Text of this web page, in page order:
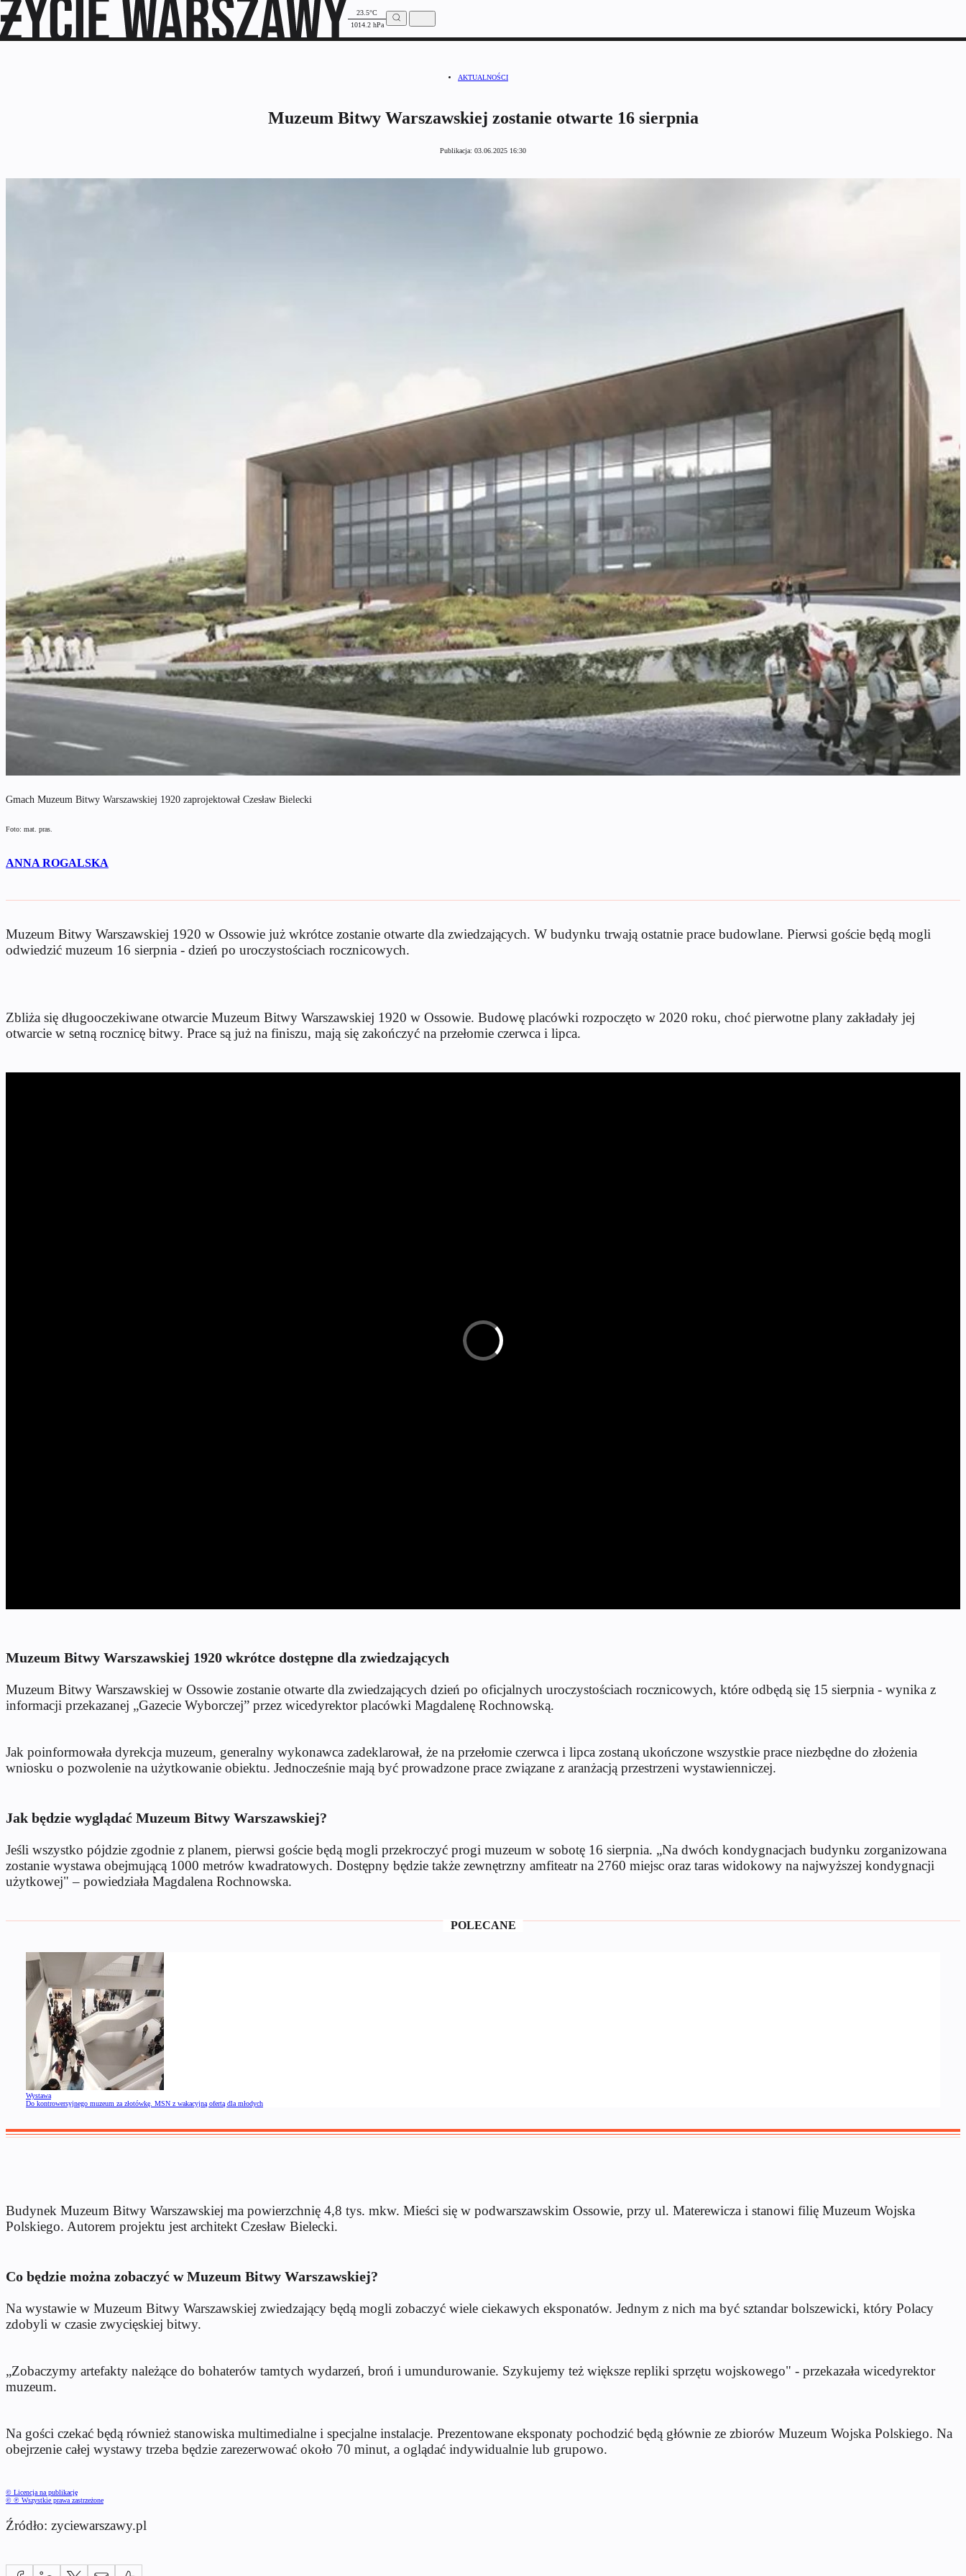
23.5°C
1014.2 hPa
AKTUALNOŚCI
Muzeum Bitwy Warszawskiej zostanie otwarte 16 sierpnia
Publikacja: 03.06.2025 16:30
Gmach Muzeum Bitwy Warszawskiej 1920 zaprojektował Czesław Bielecki
Foto: mat. pras.
ANNA ROGALSKA
Muzeum Bitwy Warszawskiej 1920 w Ossowie już wkrótce zostanie otwarte dla zwiedzających. W budynku trwają ostatnie prace budowlane. Pierwsi goście będą mogli
odwiedzić muzeum 16 sierpnia - dzień po uroczystościach rocznicowych.
Zbliża się długooczekiwane otwarcie Muzeum Bitwy Warszawskiej 1920 w Ossowie. Budowę placówki rozpoczęto w 2020 roku, choć pierwotne plany zakładały jej
otwarcie w setną rocznicę bitwy. Prace są już na finiszu, mają się zakończyć na przełomie czerwca i lipca.
Muzeum Bitwy Warszawskiej 1920 wkrótce dostępne dla zwiedzających
Muzeum Bitwy Warszawskiej w Ossowie zostanie otwarte dla zwiedzających dzień po oficjalnych uroczystościach rocznicowych, które odbędą się 15 sierpnia - wynika z
informacji przekazanej „Gazecie Wyborczej” przez wicedyrektor placówki Magdalenę Rochnowską.
Jak poinformowała dyrekcja muzeum, generalny wykonawca zadeklarował, że na przełomie czerwca i lipca zostaną ukończone wszystkie prace niezbędne do złożenia
wniosku o pozwolenie na użytkowanie obiektu. Jednocześnie mają być prowadzone prace związane z aranżacją przestrzeni wystawienniczej.
Jak będzie wyglądać Muzeum Bitwy Warszawskiej?
Jeśli wszystko pójdzie zgodnie z planem, pierwsi goście będą mogli przekroczyć progi muzeum w sobotę 16 sierpnia. „Na dwóch kondygnacjach budynku zorganizowana
zostanie wystawa obejmującą 1000 metrów kwadratowych. Dostępny będzie także zewnętrzny amfiteatr na 2760 miejsc oraz taras widokowy na najwyższej kondygnacji
użytkowej" – powiedziała Magdalena Rochnowska.
POLECANE
Wystawa
Do kontrowersyjnego muzeum za złotówkę. MSN z wakacyjną ofertą dla młodych
Budynek Muzeum Bitwy Warszawskiej ma powierzchnię 4,8 tys. mkw. Mieści się w podwarszawskim Ossowie, przy ul. Materewicza i stanowi filię Muzeum Wojska
Polskiego. Autorem projektu jest architekt Czesław Bielecki.
Co będzie można zobaczyć w Muzeum Bitwy Warszawskiej?
Na wystawie w Muzeum Bitwy Warszawskiej zwiedzający będą mogli zobaczyć wiele ciekawych eksponatów. Jednym z nich ma być sztandar bolszewicki, który Polacy
zdobyli w czasie zwycięskiej bitwy.
„Zobaczymy artefakty należące do bohaterów tamtych wydarzeń, broń i umundurowanie. Szykujemy też większe repliki sprzętu wojskowego" - przekazała wicedyrektor
muzeum.
Na gości czekać będą również stanowiska multimedialne i specjalne instalacje. Prezentowane eksponaty pochodzić będą głównie ze zbiorów Muzeum Wojska Polskiego. Na
obejrzenie całej wystawy trzeba będzie zarezerwować około 70 minut, a oglądać indywidualnie lub grupowo.
© Licencja na publikację
© ℗ Wszystkie prawa zastrzeżone
Źródło: zyciewarszawy.pl